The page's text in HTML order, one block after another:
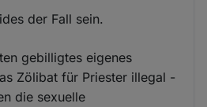
der Fall sein.
gebilligtes eigenes
Zölibat für Priester illegal -
die sexuelle